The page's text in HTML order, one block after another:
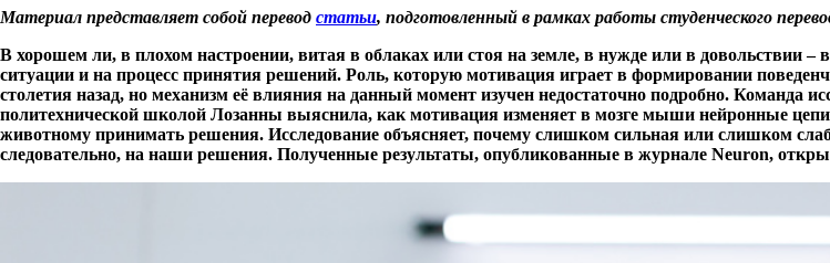
Материал представляет собой перевод статьи, подготовленный в рамках работы студенческого
В хорошем ли, в плохом настроении, витая в облаках или стоя на земле, в нужде или в довольствии
ситуации и на процесс принятия решений. Роль, которую мотивация играет в формировании
столетия назад, но механизм её влияния на данный момент изучен недостаточно подробно. Команда
политехнической школой Лозанны выяснила, как мотивация изменяет в мозге мыши нейронные
животному принимать решения. Исследование объясняет, почему слишком сильная или слишком
следовательно, на наши решения. Полученные результаты, опубликованные в журнале Neuron,